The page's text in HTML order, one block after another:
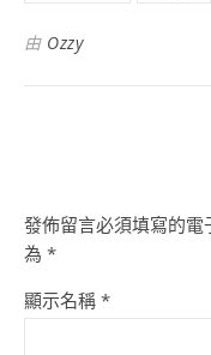
由 Ozzy
發佈留言必須填寫的電
為 *
顯示名稱 *